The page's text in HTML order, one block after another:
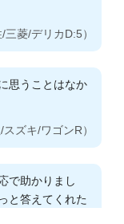
も対応には悪い
に最初のコール
がよく、不安な
ンダ/フリード）
男性）が好印象
ッサン/ノート）
/三菱/デリカD:5）
思うことはなか
スズキ/ワゴンR）
で助かりまし
と答えてくれた